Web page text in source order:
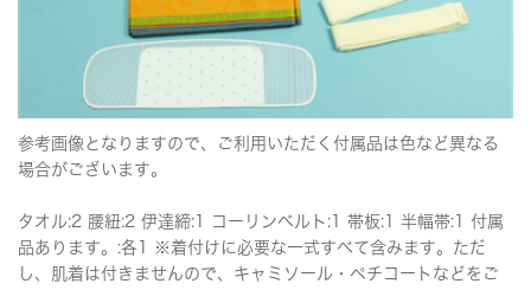
参考画像となりますので、ご利用いただく付属品は色など異なる
場合がございます。
タオル:2 腰紐:2 伊達締:1 コーリンベルト:1 帯板:1 半幅帯:1 付属
品あります。:各1 ※着付けに必要な一式すべて含みます。ただ
し、肌着は付きませんので、キャミソール・ペチコートなどをご